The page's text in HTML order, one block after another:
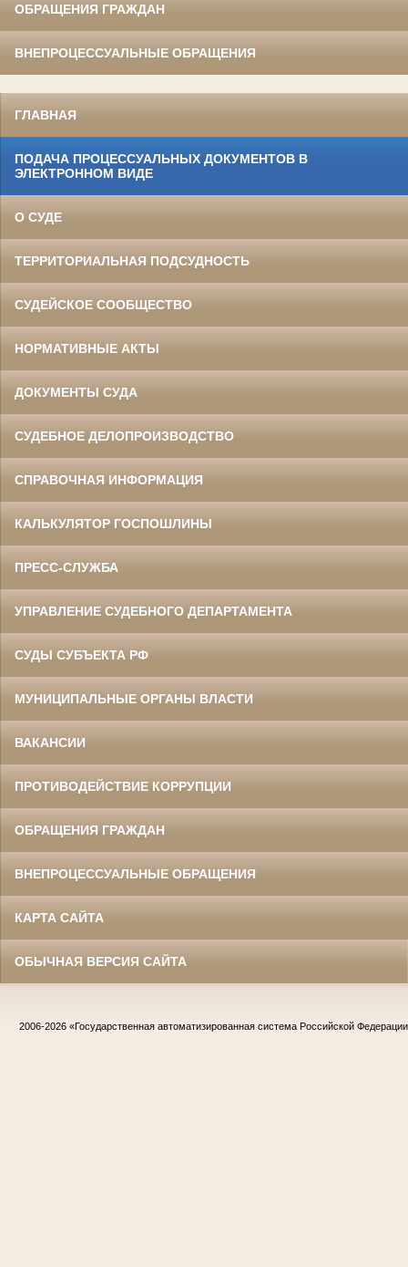
ОБРАЩЕНИЯ ГРАЖДАН
ВНЕПРОЦЕССУАЛЬНЫЕ ОБРАЩЕНИЯ
ГЛАВНАЯ
ПОДАЧА ПРОЦЕССУАЛЬНЫХ ДОКУМЕНТОВ В
ЭЛЕКТРОННОМ ВИДЕ
О СУДЕ
ТЕРРИТОРИАЛЬНАЯ ПОДСУДНОСТЬ
СУДЕЙСКОЕ СООБЩЕСТВО
НОРМАТИВНЫЕ АКТЫ
ДОКУМЕНТЫ СУДА
СУДЕБНОЕ ДЕЛОПРОИЗВОДСТВО
СПРАВОЧНАЯ ИНФОРМАЦИЯ
КАЛЬКУЛЯТОР ГОСПОШЛИНЫ
ПРЕСС-СЛУЖБА
УПРАВЛЕНИЕ СУДЕБНОГО ДЕПАРТАМЕНТА
СУДЫ СУБЪЕКТА РФ
МУНИЦИПАЛЬНЫЕ ОРГАНЫ ВЛАСТИ
ВАКАНСИИ
ПРОТИВОДЕЙСТВИЕ КОРРУПЦИИ
ОБРАЩЕНИЯ ГРАЖДАН
ВНЕПРОЦЕССУАЛЬНЫЕ ОБРАЩЕНИЯ
КАРТА САЙТА
ОБЫЧНАЯ ВЕРСИЯ САЙТА
2006-2026 «Государственная автоматизированная система Российской